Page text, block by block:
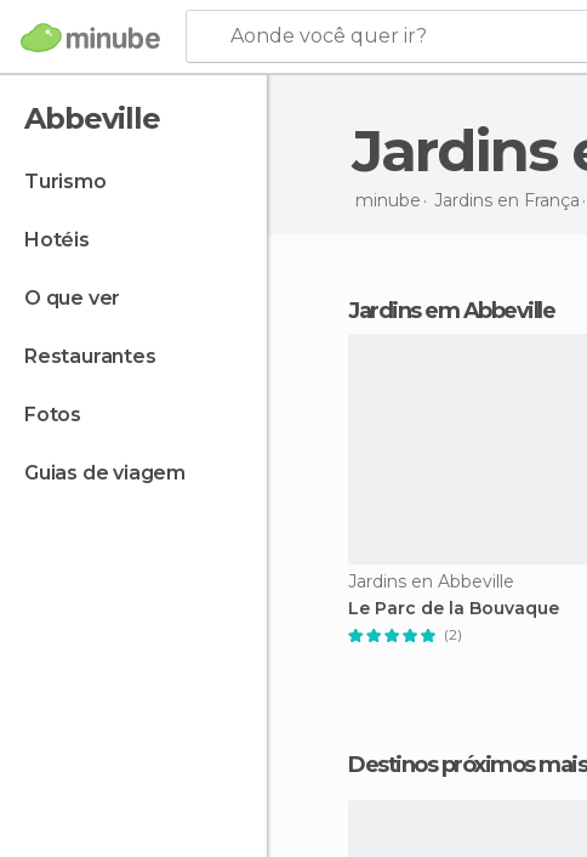
Aonde você quer ir?
Abbeville
turismo
hotéis
o que ver
restaurantes
fotos
guias de viagem
minube Jardins en França
jardins em Abbeville
Jardins en Abbeville
Le Parc de la Bouvaque
(2)
Destinos próximos